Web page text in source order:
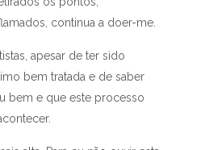
continua a doer-me.
apesar de ter sido
bem tratada e de saber
bem e que este processo